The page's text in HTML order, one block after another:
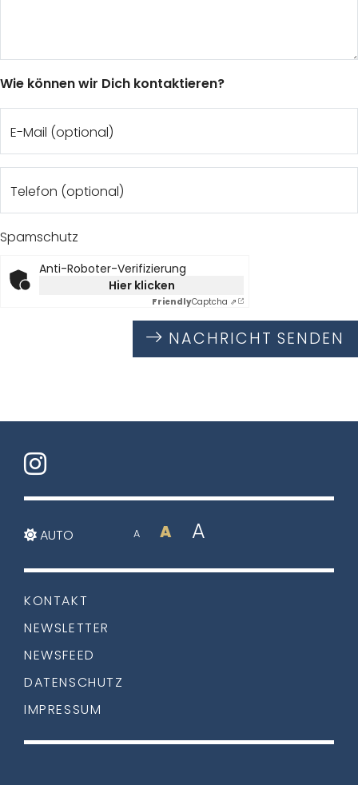
Wie können wir Dich kontaktieren?
E-Mail (optional)
Telefon (optional)
Spamschutz
Anti-Roboter-Verifizierung
Hier klicken
FriendlyCaptcha ⇗
NACHRICHT SENDEN
AUTO A A A
KONTAKT
NEWSLETTER
NEWSFEED
DATENSCHUTZ
IMPRESSUM